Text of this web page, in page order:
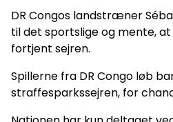
DR Congos landstræner
til det sportslige og mente,
fortjent sejren.
Spillerne fra DR Congo løb
straffesparkssejren, for